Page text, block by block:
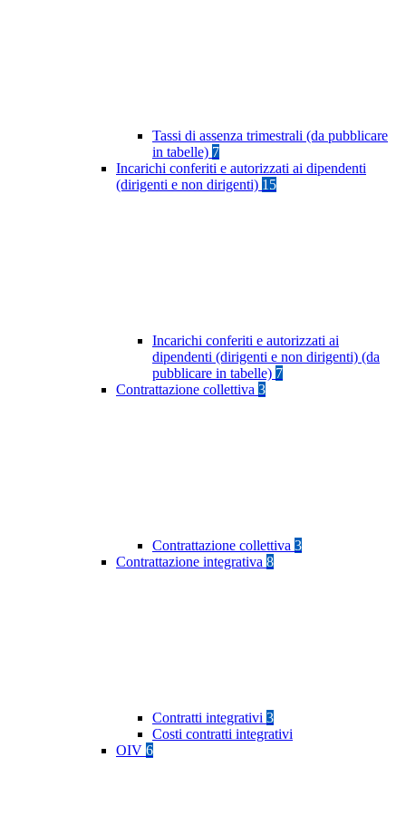
Tassi di assenza trimestrali (da pubblicare
in tabelle) 7
Incarichi conferiti e autorizzati ai dipendenti
(dirigenti e non dirigenti) 15
Incarichi conferiti e autorizzati ai
dipendenti (dirigenti e non dirigenti) (da
pubblicare in tabelle) 7
Contrattazione collettiva 3
Contrattazione collettiva 3
Contrattazione integrativa 8
Contratti integrativi 3
Costi contratti integrativi
OIV 6